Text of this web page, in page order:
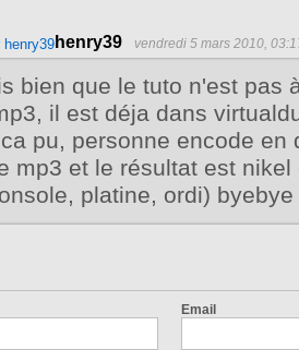
henry39 vendredi 5 mars 2010,
bien que le tuto n'est pas
il est déja dans
pu, personne encode en
mp3 et le résultat est
platine, ordi) byebye
Email